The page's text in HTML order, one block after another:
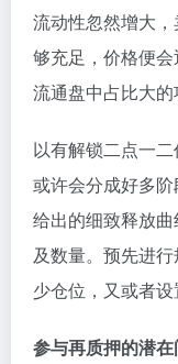
流动性忽然增大
够充足，价格便
流通盘中占比大的
以有解锁二点一
或许会分成好多
给出的细致释放
及数量。预先进
少仓位，又或者设
参与再质押的潜